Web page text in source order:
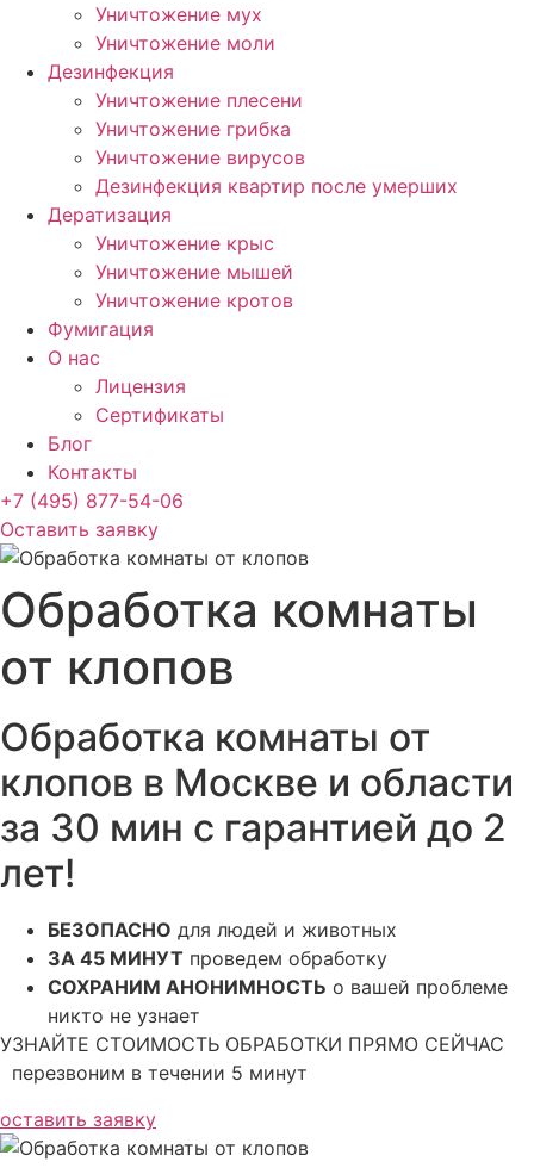
Уничтожение мух
Уничтожение моли
Дезинфекция
Уничтожение плесени
Уничтожение грибка
Уничтожение вирусов
Дезинфекция квартир после умерших
Дератизация
Уничтожение крыс
Уничтожение мышей
Уничтожение кротов
Фумигация
О нас
Лицензия
Сертификаты
Блог
Контакты
+7 (495) 877-54-06
Оставить заявку
Обработка комнаты
от клопов
Обработка комнаты от
клопов в Москве и области
за 30 мин с гарантией до 2
лет!
БЕЗОПАСНО для людей и животных
ЗА 45 МИНУТ проведем обработку
СОХРАНИМ АНОНИМНОСТЬ о вашей проблеме
никто не узнает
УЗНАЙТЕ СТОИМОСТЬ ОБРАБОТКИ ПРЯМО СЕЙЧАС
перезвоним в течении 5 минут
оставить заявку